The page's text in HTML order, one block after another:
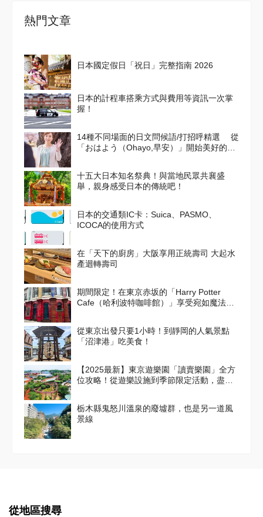
熱門文章
日本國定假日「祝日」完整指南 2026
日本的計程車搭乘方式與費用等資訊一次掌
握！
14種不同場面的日文問候語/打招呼精選 從
「おはよう（Ohayo,早安）」開始美好的一
十五大日本知名祭典！與當地民眾共襄盛
舉，親身感受日本的傳統吧！
日本的交通類IC卡：Suica、PASMO、
ICOCA的使用方式
在「天下的廚房」大阪享用正統壽司 大起水
產迴轉壽司
期間限定！在東京赤坂的「Harry Potter
Cafe（哈利波特咖啡館）」享受宛如魔法般
從東京出發只要1小時！到靜岡的人氣景點
「沼津港」吃美食！
【2025最新】東京遊樂園「讀賣樂園」全方
位攻略！從遊樂設施到季節限定活動，盡情
栃木縣鬼怒川溫泉的廢墟群，也是另一道風
景線
從地區搜尋